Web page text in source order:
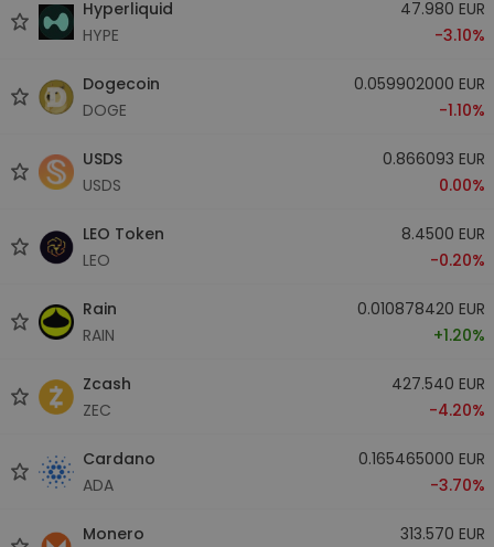
Hyperliquid
HYPE
47.980 EUR
-3.10%
Dogecoin
DOGE
0.059902000 EUR
-1.10%
USDS
USDS
0.866093 EUR
0.00%
LEO Token
LEO
8.4500 EUR
-0.20%
Rain
RAIN
0.010878420 EUR
+1.20%
Zcash
ZEC
427.540 EUR
-4.20%
Cardano
ADA
0.165465000 EUR
-3.70%
Monero
313.570 EUR